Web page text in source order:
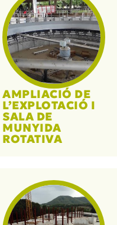
AMPLIACIÓ DE
L’EXPLOTACIÓ I
SALA DE
MUNYIDA
ROTATIVA